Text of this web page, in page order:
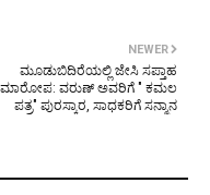
NEWER
ಮೂಡುಬಿದಿರೆಯಲ್ಲಿ ಜೇಸಿ ಸಪ್ತಾಹ
ವರುಣ್ ಅವರಿಗೆ " ಕಮಲ
ಪತ್ರ" ಪುರಸ್ಕಾರ, ಸಾಧಕರಿಗೆ ಸನ್ಮಾನ